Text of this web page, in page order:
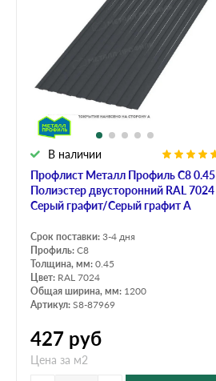
Профлист Металл Профиль C8 0.45
Полиэстер двусторонний RAL 7024
Серый графит/Серый графит A
В наличии
Срок поставки: 3-4 дня
Профиль: C8
Толщина, мм: 0.45
Цвет: RAL 7024
Общая ширина, мм: 1200
Артикул: S8-87969
427 руб
Цена за м2